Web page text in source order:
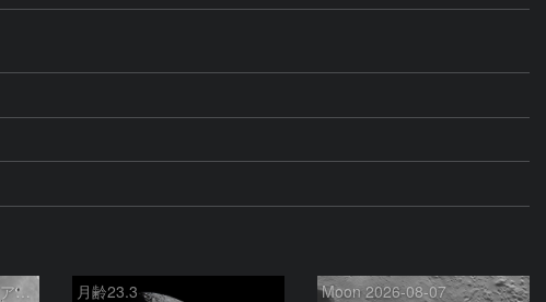
コペルニクス、カルパチア山脈付近 月齢23.3 Moon 2026-08-07